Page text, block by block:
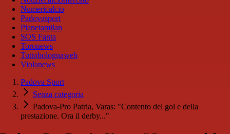
Numericalcio
Padovasport
Pianetamilan
SOS Fanta
Toronews
Tuttobolognaweb
Violanews
Padova Sport
Senza categoria
Padova-Pro Patria, Varas: "Contento del gol e della
prestazione. Ora il derby..."